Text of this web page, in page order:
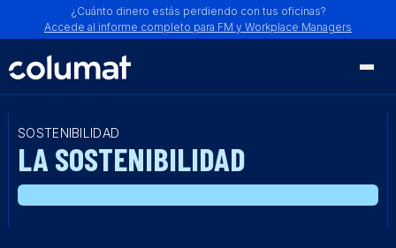
¿Cuánto dinero estás perdiendo con tus oficinas?
Accede al informe completo para FM y Workplace Managers
SOSTENIBILIDAD
LA SOSTENIBILIDAD